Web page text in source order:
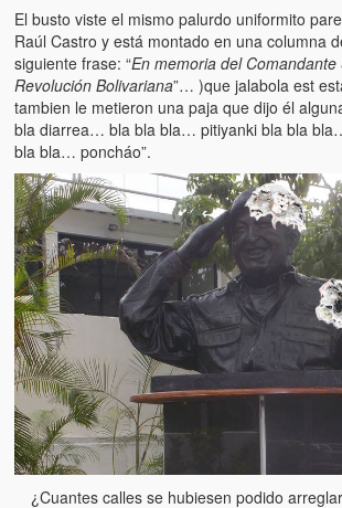
Víctimas del régimen dictatorial de
poder hasta el 31 de diciembre de 2009
Víctimas inocentes de la violencia
1992
¡¡¡Miserable traidor, mira a tu pueblo!!!
your country!!!)
Fotos
Versos
Cuentos
Videos
Chistes
El busto viste el mismo palurdo uniformito
Raúl Castro y está montado en una columna
siguiente frase: “En memoria del
Revolución Bolivariana”… )que jalabola est
tambien le metieron una paja que dijo él
bla diarrea… bla bla bla… pitiyanki bla bla
bla bla… poncháo”.
¿Cuantes calles se hubiesen podido